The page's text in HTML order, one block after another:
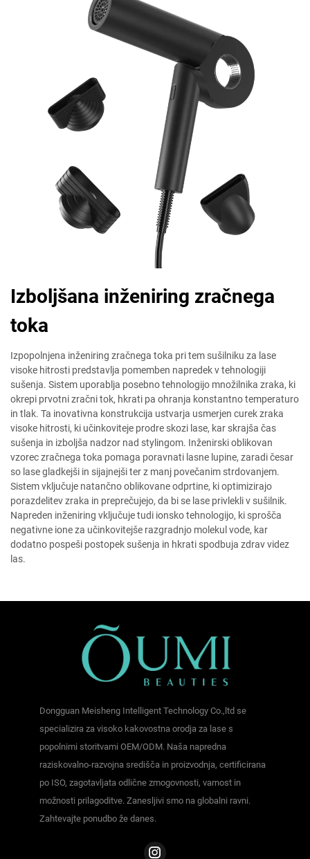
Izboljšana inženiring zračnega
toka
Izpopolnjena inženiring zračnega toka pri tem sušilniku za lase
visoke hitrosti predstavlja pomemben napredek v tehnologiji
sušenja. Sistem uporablja posebno tehnologijo množilnika zraka, ki
okrepi prvotni zračni tok, hkrati pa ohranja konstantno temperaturo
in tlak. Ta inovativna konstrukcija ustvarja usmerjen curek zraka
visoke hitrosti, ki učinkoviteje prodre skozi lase, kar skrajša čas
sušenja in izboljša nadzor nad stylingom. Inženirski oblikovan
vzorec zračnega toka pomaga poravnati lasne lupine, zaradi česar
so lase gladkejši in sijajnejši ter z manj povečanim strdovanjem.
Sistem vključuje natančno oblikovane odprtine, ki optimizirajo
porazdelitev zraka in preprečujejo, da bi se lase privlekli v sušilnik.
Napreden inženiring vključuje tudi ionsko tehnologijo, ki sprošča
negativne ione za učinkovitejše razgradnjo molekul vode, kar
dodatno pospeši postopek sušenja in hkrati spodbuja zdrav videz
las.
Dongguan Meisheng Intelligent Technology Co.,ltd se
specializira za visoko kakovostna orodja za lase s
popolnimi storitvami OEM/ODM. Naša napredna
raziskovalno-razvojna središča in proizvodnja, certificirana
po ISO, zagotavljata odlične zmogovnosti, varnost in
možnosti prilagoditve. Zanesljivi smo na globalni ravni.
Zahtevajte ponudbo že danes.